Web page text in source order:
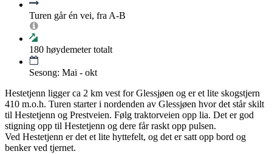
Turen går én vei, fra A-B
180 høydemeter totalt
Sesong: Mai - okt
Hestetjenn ligger ca 2 km vest for Glessjøen og er et lite skogstjern
410 m.o.h. Turen starter i nordenden av Glessjøen hvor det står skilt
til Hestetjenn og Prestveien. Følg traktorveien opp lia. Det er god
stigning opp til Hestetjenn og dere får raskt opp pulsen.
Ved Hestetjenn er det et lite hyttefelt, og det er satt opp bord og
benker ved tjernet.